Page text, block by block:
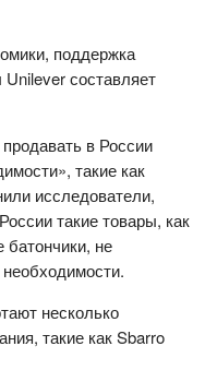
поддержка
составляет
в России
такие как
исследователи,
такие товары, как
не
несколько
такие как Sbarro